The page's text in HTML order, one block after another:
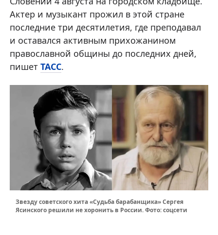
Актер и музыкант прожил в этой стране
последние три десятилетия, где преподавал
и оставался активным прихожанином
православной общины до последних дней,
пишет ТАСС.
Звезду советского хита «Судьба барабанщика» Сергея
Ясинского решили не хоронить в России. Фото: соцсети